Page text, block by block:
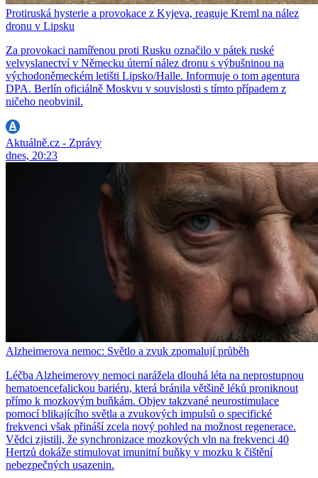
Protiruská hysterie a provokace z Kyjeva, reaguje Kreml na nález
dronu v Lipsku
Za provokaci namířenou proti Rusku označilo v pátek ruské
velvyslanectví v Německu úterní nález dronu s výbušninou na
východoněmeckém letišti Lipsko/Halle. Informuje o tom agentura
DPA. Berlín oficiálně Moskvu v souvislosti s tímto případem z
ničeho neobvinil.
Aktuálně.cz - Zprávy
dnes, 20:23
Alzheimerova nemoc: Světlo a zvuk zpomalují průběh
Léčba Alzheimerovy nemoci narážela dlouhá léta na neprostupnou
hematoencefalickou bariéru, která bránila většině léků proniknout
přímo k mozkovým buňkám. Objev takzvané neurostimulace
pomocí blikajícího světla a zvukových impulsů o specifické
frekvenci však přináší zcela nový pohled na možnost regenerace.
Vědci zjistili, že synchronizace mozkových vln na frekvenci 40
Hertzů dokáže stimulovat imunitní buňky v mozku k čištění
nebezpečných usazenin.